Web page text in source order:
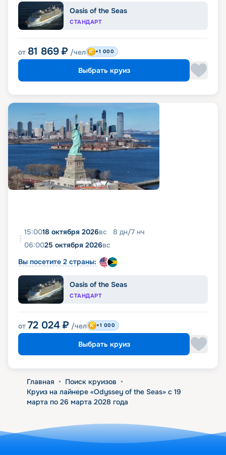
Oasis of the Seas
СТАНДАРТ
от 81 869 ₽ /чел +1 000
Выбрать круиз
15:0018 октября 2026вс 8 дн/7 нч
06:0025 октября 2026вс
Вы посетите 2 страны:
Oasis of the Seas
СТАНДАРТ
от 72 024 ₽ /чел +1 000
Выбрать круиз
Главная • Поиск круизов •
Круиз на лайнере «Odyssey of the Seas» с 19
марта по 26 марта 2028 года